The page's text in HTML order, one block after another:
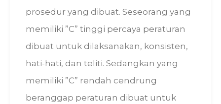
prosedur yang dibuat. Seseorang yang
memiliki ”C” tinggi percaya peraturan
dibuat untuk dilaksanakan, konsisten,
hati-hati, dan teliti. Sedangkan yang
memiliki ”C” rendah cendrung
beranggap peraturan dibuat untuk